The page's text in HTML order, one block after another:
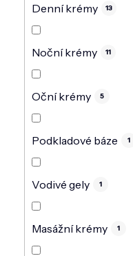
Denní krémy 13
Noční krémy 11
Oční krémy 5
Podkladové báze 1
Vodivé gely 1
Masážní krémy 1